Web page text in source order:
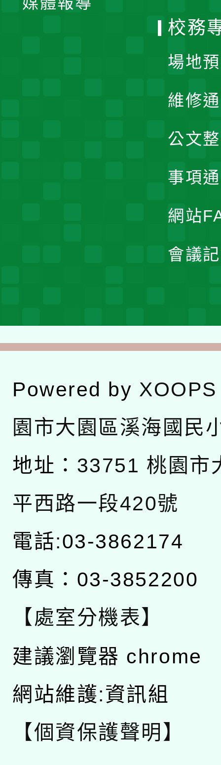
校務
場地
維修
公文
事項
網站
會議
Powered by XOOPS
園市大園區溪海國民
地址： 33751 桃園市
平西路一段420號
電話:03-3862174
傳真：03-3852200
【處室分機表】
建議瀏覽器 chrome
網站維護:資訊組
【個資保護聲明】